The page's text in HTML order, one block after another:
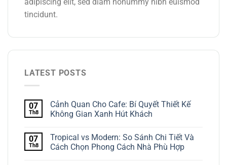
adipiscing elit, sed diam nonummy nibh euismod
tincidunt.
LATEST POSTS
07
Th8
Cảnh Quan Cho Cafe: Bí Quyết Thiết Kế
Không Gian Xanh Hút Khách
07
Th8
Tropical vs Modern: So Sánh Chi Tiết Và
Cách Chọn Phong Cách Nhà Phù Hợp